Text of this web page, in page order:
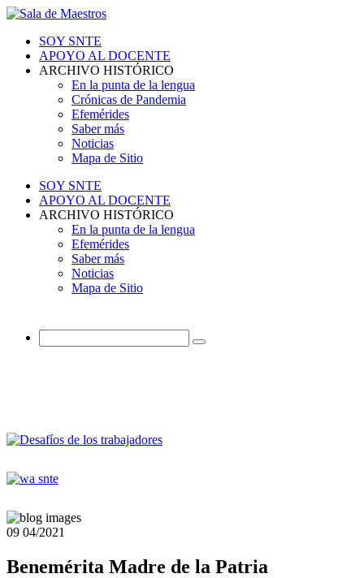
SOY SNTE
APOYO AL DOCENTE
ARCHIVO HISTÓRICO
En la punta de la lengua
Crónicas de Pandemia
Efemérides
Saber más
Noticias
Mapa de Sitio
SOY SNTE
APOYO AL DOCENTE
ARCHIVO HISTÓRICO
En la punta de la lengua
Efemérides
Saber más
Noticias
Mapa de Sitio
09 04/2021
Benemérita Madre de la Patria